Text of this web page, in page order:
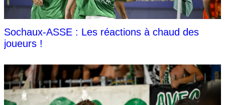
Sochaux-ASSE : Les réactions à chaud des
joueurs !